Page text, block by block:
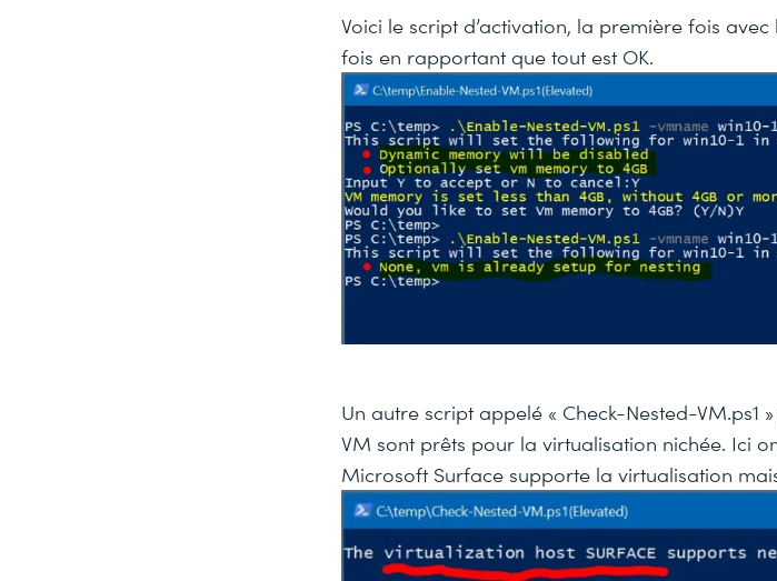
Voici le script d’activation, la première fois
fois en rapportant que tout est OK.
Un autre script appelé « Check-Nested-VM.ps1
VM sont prêts pour la virtualisation nichée. Ici
Microsoft Surface supporte la virtualisation